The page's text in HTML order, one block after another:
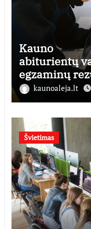
Kauno
abiturientų
egzaminų
šalyjekaunoaleja.lt
Švietimas